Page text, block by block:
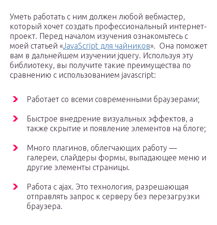
Уметь работать с ним должен любой вебмастер,
который хочет создать профессиональный интернет-
проект. Перед началом изучения ознакомьтесь с
моей статьей «JavaScript для чайников». Она поможет
вам в дальнейшем изучении jquery. Используя эту
библиотеку, вы получите такие преимущества по
сравнению с использованием javascript:
Работает со всеми современными браузерами;
Быстрое внедрение визуальных эффектов, а
также скрытие и появление элементов на блоге;
Много плагинов, облегчающих работу —
галереи, слайдеры формы, выпадающее меню и
другие элементы страницы.
Работа с ajax. Это технология, разрешающая
отправлять запрос к серверу без перезагрузки
браузера.